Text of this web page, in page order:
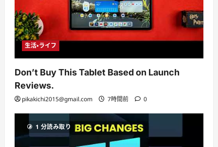
生活・ライフ
Don’t Buy This Tablet Based on Launch
Reviews.
pikakichi2015@gmail.com 7時間前 0
1 分読み取り